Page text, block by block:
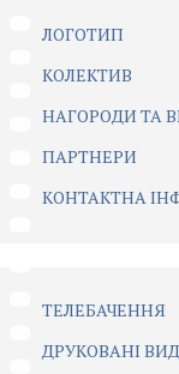
ЛОГОТИП
КОЛЕКТИВ
НАГОРОДИ ТА
ПАРТНЕРИ
КОНТАКТНА
ТЕЛЕБАЧЕННЯ
ДРУКОВАНІ